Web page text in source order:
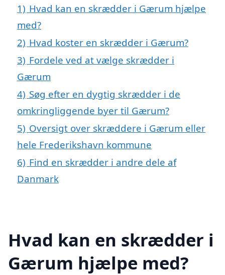
1) Hvad kan en skrædder i Gærum hjælpe
med?
2) Hvad koster en skrædder i Gærum?
3) Fordele ved at vælge skrædder i
Gærum
4) Søg efter en dygtig skrædder i de
omkringliggende byer til Gærum?
5) Oversigt over skræddere i Gærum eller
hele Frederikshavn kommune
6) Find en skrædder i andre dele af
Danmark
Hvad kan en skrædder i
Gærum hjælpe med?